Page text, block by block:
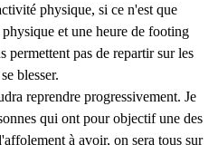
physique, si ce n'est que
et une heure de footing
permettent pas de repartir sur les
blesser.
reprendre progressivement. Je
qui ont pour objectif une des
à avoir, on sera tous sur